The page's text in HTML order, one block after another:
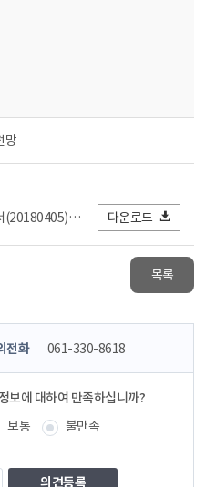
망
목_결재.hwp
다운로드
목록
전화 061-330-8618
보에 대하여 만족하십니까?
보통
불만족